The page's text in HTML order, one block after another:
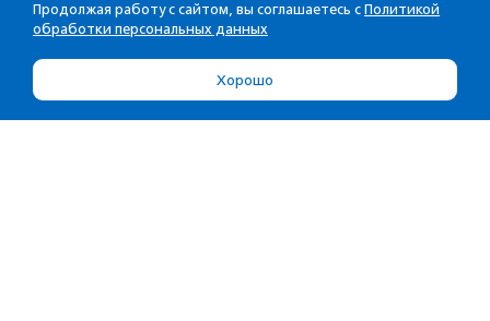
Продолжая работу с сайтом, вы соглашаетесь с Политикой
обработки персональных данных
Хорошо